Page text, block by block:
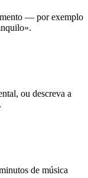
— por exemplo
ou descreva a
de música